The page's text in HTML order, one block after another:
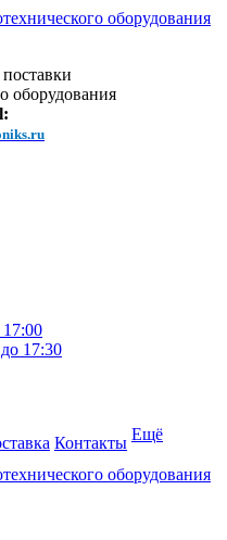
оборудования
17:30
Контакты Ещё